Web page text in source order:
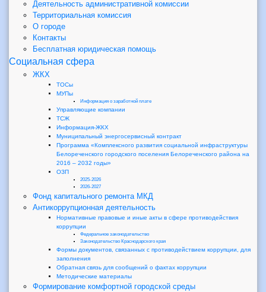
Деятельность административной комиссии
Территориальная комиссия
О городе
Контакты
Бесплатная юридическая помощь
Социальная сфера
ЖКХ
ТОСы
МУПы
Информация о заработной плате
Управляющие компании
ТСЖ
Информация-ЖКХ
Муниципальный энергосервисный контракт
Программа «Комплексного развития социальной инфраструктуры
Белореченского городского поселения Белореченского района на
2016 – 2032 годы»
ОЗП
2025-2026
2026-2027
Фонд капитального ремонта МКД
Антикоррупционная деятельность
Нормативные правовые и иные акты в сфере противодействия
коррупции
Федеральное законодательство
Законодательство Краснодарского края
Формы документов, связанных с противодействием коррупции, для
заполнения
Обратная связь для сообщений о фактах коррупции
Методические материалы
Формирование комфортной городской среды